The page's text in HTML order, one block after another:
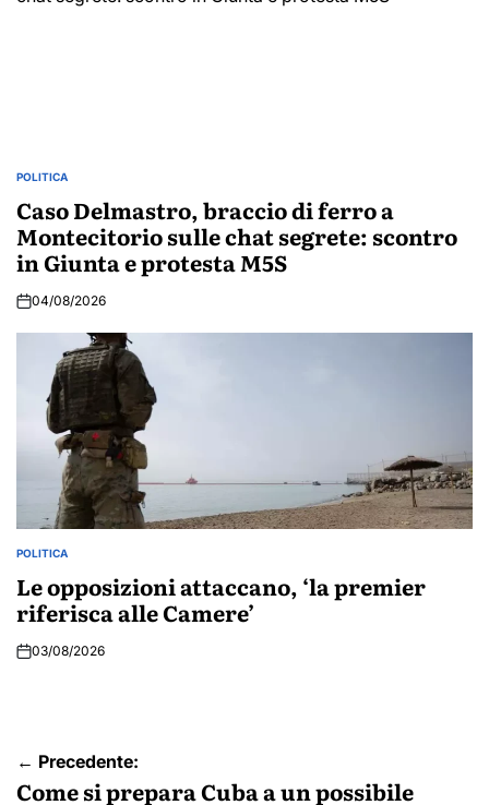
POSTED
POLITICA
Caso Delmastro, braccio di ferro a
Montecitorio sulle chat segrete: scontro
in Giunta e protesta M5S
04/08/2026
POSTED
POLITICA
Le opposizioni attaccano, ‘la premier
riferisca alle Camere’
03/08/2026
Navigazione
articoli
← Precedente:
Come si prepara Cuba a un possibile